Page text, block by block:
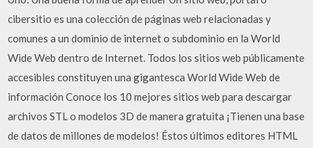
cibersitio es una colección de páginas web relacionadas y
comunes a un dominio de internet o subdominio en la World
Wide Web dentro de Internet. Todos los sitios web públicamente
accesibles constituyen una gigantesca World Wide Web de
información Conoce los 10 mejores sitios web para descargar
archivos STL o modelos 3D de manera gratuita ¡Tienen una base
de datos de millones de modelos! Éstos últimos editores HTML